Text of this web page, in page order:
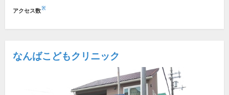
アクセス数※
なんばこどもクリニック